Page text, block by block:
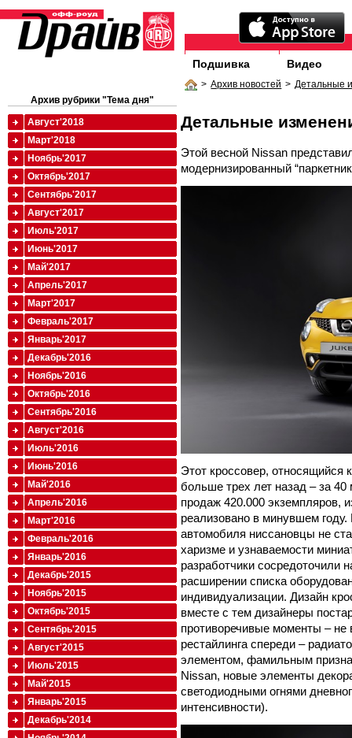
Подшивка Видео
> Архив новостей > Детальные
Детальные
Этой весной Nissan
модернизированный
Этот кроссовер, относящийся
больше трех лет назад – за
продаж 420.000 экземпляров,
реализовано в минувшем
автомобиля ниссановцы не
харизме и узнаваемости
разработчики сосредоточили
расширении списка
индивидуализации. Дизайн
вместе с тем дизайнеры
противоречивые моменты –
рестайлинга спереди –
элементом, фамильным
Nissan, новые элементы
светодиодными огнями
интенсивности).
Архив рубрики "Тема дня"
Август'2018
Март'2018
Ноябрь'2017
Октябрь'2017
Сентябрь'2017
Август'2017
Июль'2017
Июнь'2017
Май'2017
Апрель'2017
Март'2017
Февраль'2017
Январь'2017
Декабрь'2016
Ноябрь'2016
Октябрь'2016
Сентябрь'2016
Август'2016
Июль'2016
Июнь'2016
Май'2016
Апрель'2016
Март'2016
Февраль'2016
Январь'2016
Декабрь'2015
Ноябрь'2015
Октябрь'2015
Сентябрь'2015
Август'2015
Июль'2015
Май'2015
Январь'2015
Декабрь'2014